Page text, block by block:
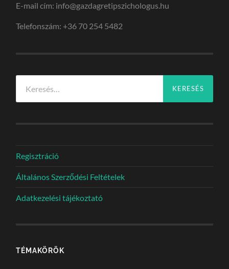
E-mail cím: info@gazdagretipszichologus.hu
Telefonszám: +36 70 254 5482
Regisztráció
Általános Szerződési Feltételek
Adatkezelési tájékoztató
TÉMAKÖRÖK